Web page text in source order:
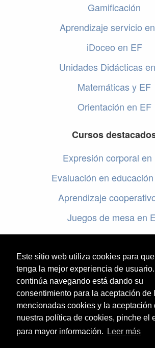
Este sitio web utiliza cookies para
tenga la mejor experiencia de
continúa navegando está dando su
consentimiento para la aceptación de
mencionadas cookies y la aceptación
nuestra política de cookies, pinche el
para mayor información.
Leer más
Gamificación
Aprendizaje servicio
iDoceo en EF
Unidades Didácticas
Matemáticas y EF
Orientación en EF
Cursos
Expresión corporal en
Evaluación en
Aprendizaje
Juegos de mesa en
Programar en EF
Cursos online de
Artículos destacados
Evaluación en educación
Criterios de evaluación en